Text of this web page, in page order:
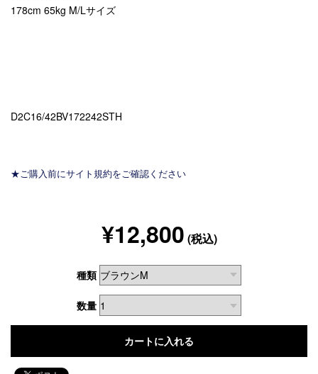
178cm 65kg M/Lサイズ
D2C16/42BV172242STH
★ご購入前にサイト規約をご確認ください
¥12,800 (税込)
種類
数量